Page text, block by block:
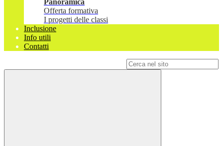
Panoramica
Offerta formativa
I progetti delle classi
Inclusione
Info utili
Contatti